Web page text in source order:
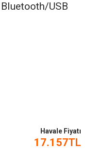
USB
Havale Fiyatı
17.157TL